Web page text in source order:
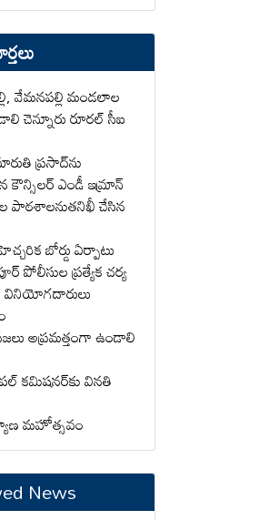
వేమనపల్లి మండలాల
చెన్నూరు రూరల్ సీఐ
ప్రసాద్‌ను
కౌన్సిలర్ ఎండీ ఇమ్రాన్
పాఠశాలనుతనిఖీ చేసిన
బోర్డు ఏర్పాటు
పోలీసుల ప్రత్యేక చర్య
వినియోగదారులు
అప్రమత్తంగా ఉండాలి
కమిషనర్‌కు వినతి
మహోత్సవం
News